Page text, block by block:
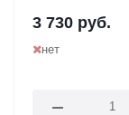
3 730 руб.
нет